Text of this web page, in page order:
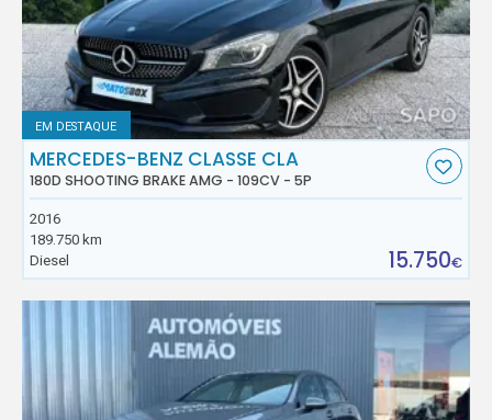
EM DESTAQUE
MERCEDES-BENZ CLASSE CLA
180D SHOOTING BRAKE AMG - 109CV - 5P
2016
189.750 km
Diesel
15.750€